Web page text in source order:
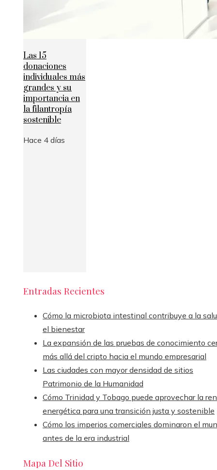
Las 15
donaciones
individuales más
grandes y su
importancia en
la filantropía
sostenible
Hace 4 días
Entradas Recientes
Cómo la microbiota intestinal contribuye a la
el bienestar
La expansión de las pruebas de conocimiento
más allá del cripto hacia el mundo empresarial
Las ciudades con mayor densidad de sitios
Patrimonio de la Humanidad
Cómo Trinidad y Tobago puede aprovechar la
energética para una transición justa y sostenible
Cómo los imperios comerciales dominaron el
antes de la era industrial
Mapa Del Sitio